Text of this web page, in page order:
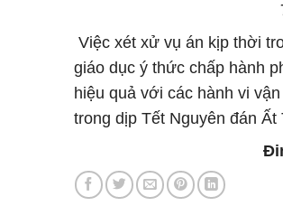
Việc xét xử vụ án kịp thời
giáo dục ý thức chấp hành
hiệu quả với các hành vi
trong dịp Tết Nguyên đán Ất
Đinh Ngọc Hưng